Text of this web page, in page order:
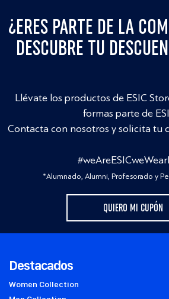
¿ERES PARTE DE LA
DESCUBRE TU
Llévate los productos de ESIC
formas parte de
Contacta con nosotros y solicita tu
*Alumnado, Alumni, Profesorado y
QUIERO MI CUPÓN
Destacados
Women Collection